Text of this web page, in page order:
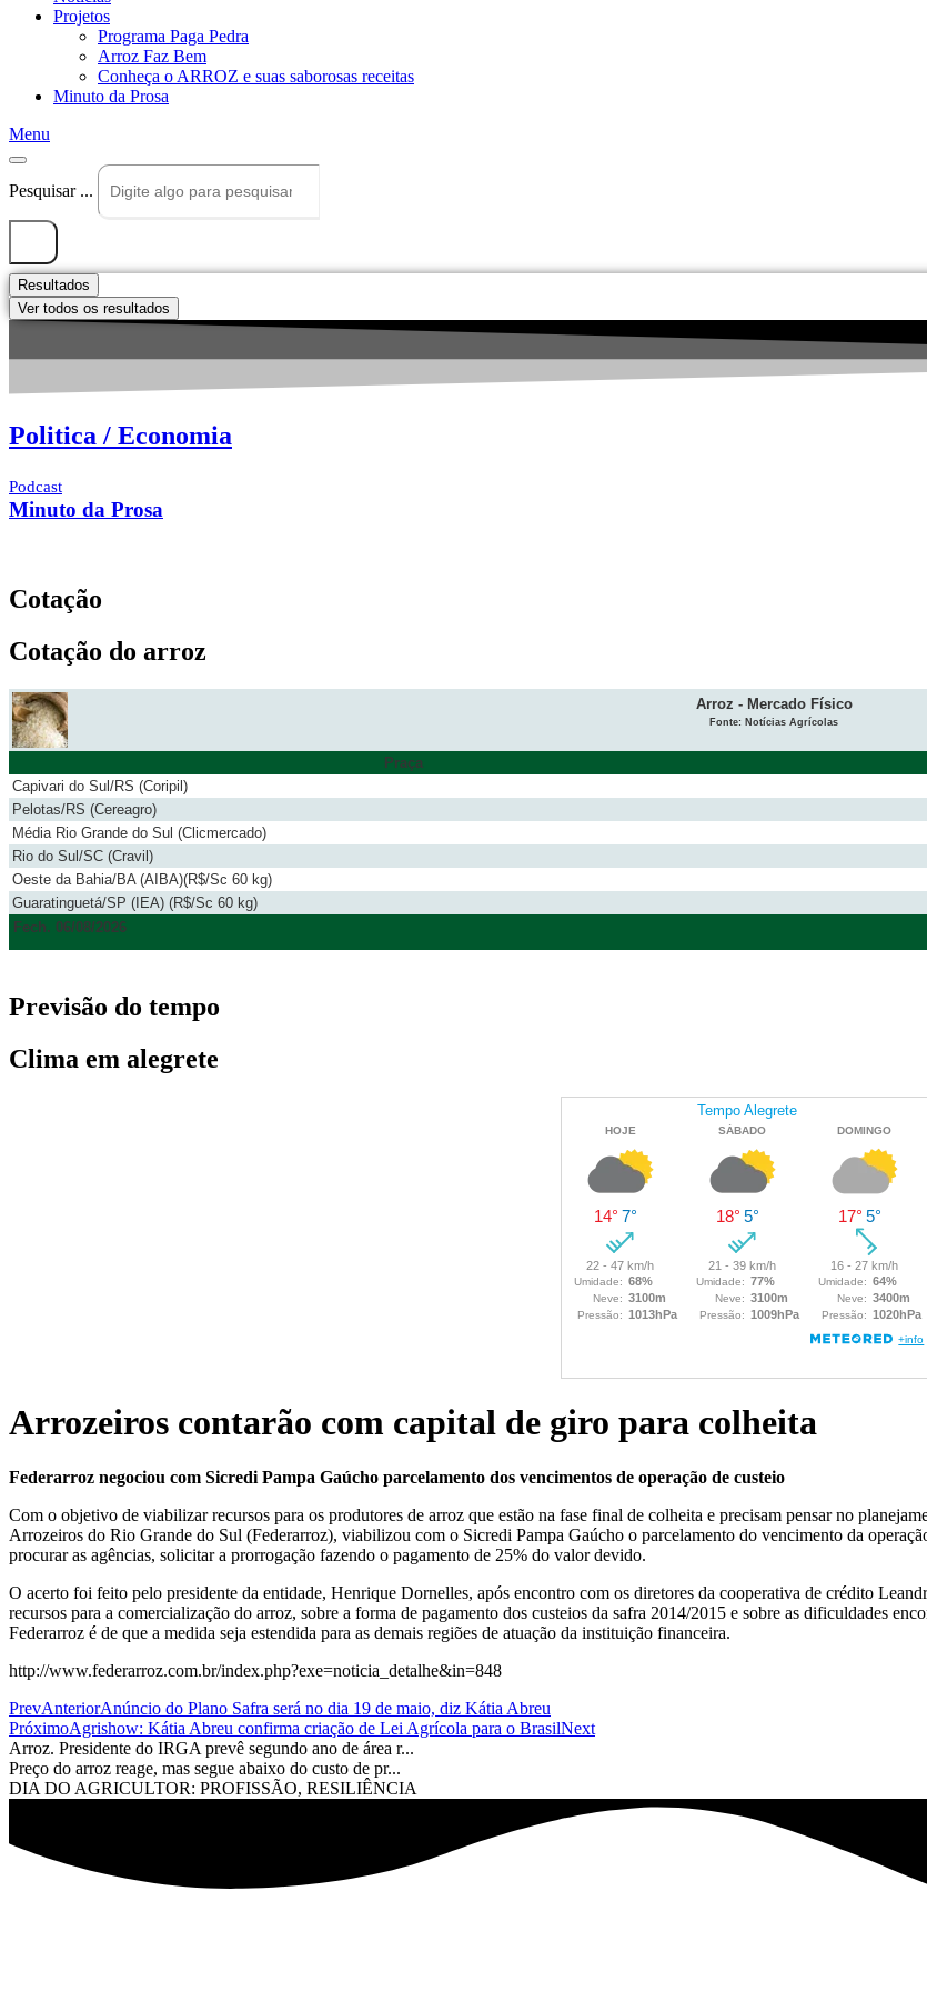
Projetos
Programa Paga Pedra
Arroz Faz Bem
Conheça o ARROZ e suas saborosas receitas
Minuto da Prosa
Menu
Pesquisar ...
Resultados
Ver todos os resultados
Politica / Economia
Podcast
Minuto da Prosa
Cotação
Cotação do arroz
Arroz - Mercado Físico
Fonte: Notícias Agrícolas
Praça
Capivari do Sul/RS (Coripil)
Pelotas/RS (Cereagro)
Média Rio Grande do Sul (Clicmercado)
Rio do Sul/SC (Cravil)
Oeste da Bahia/BA (AIBA)(R$/Sc 60 kg)
Guaratinguetá/SP (IEA) (R$/Sc 60 kg)
Fech. 06/08/2026
Previsão do tempo
Clima em alegrete
Arrozeiros contarão com capital de giro para colheita
Federarroz negociou com Sicredi Pampa Gaúcho parcelamento dos vencimentos de operação de custeio
Com o objetivo de viabilizar recursos para os produtores de arroz que estão na fase final de colheita e precisam pensar no
Arrozeiros do Rio Grande do Sul (Federarroz), viabilizou com o Sicredi Pampa Gaúcho o parcelamento do vencimento da
procurar as agências, solicitar a prorrogação fazendo o pagamento de 25% do valor devido.
O acerto foi feito pelo presidente da entidade, Henrique Dornelles, após encontro com os diretores da cooperativa de crédito
recursos para a comercialização do arroz, sobre a forma de pagamento dos custeios da safra 2014/2015 e sobre as dificuldades
Federarroz é de que a medida seja estendida para as demais regiões de atuação da instituição financeira.
http://www.federarroz.com.br/index.php?exe=noticia_detalhe&in=848
PrevAnteriorAnúncio do Plano Safra será no dia 19 de maio, diz Kátia Abreu
PróximoAgrishow: Kátia Abreu confirma criação de Lei Agrícola para o BrasilNext
Arroz. Presidente do IRGA prevê segundo ano de área r...
Preço do arroz reage, mas segue abaixo do custo de pr...
DIA DO AGRICULTOR: PROFISSÃO, RESILIÊNCIA